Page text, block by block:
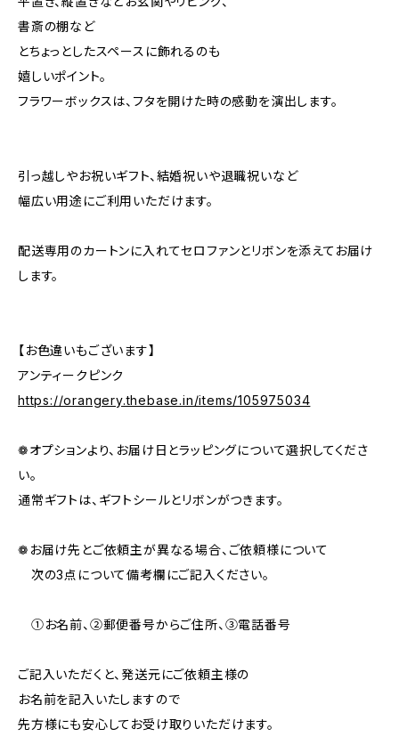
書斎の棚など
とちょっとしたスペースに飾れるのも
嬉しいポイント。
フラワーボックスは、フタを開けた時の感動を演出します。
引っ越しやお祝いギフト、結婚祝いや退職祝いなど
幅広い用途にご利用いただけます。
配送専用のカートンに入れてセロファンとリボンを添えてお届け
します。
【お色違いもございます】
アンティークピンク
https://orangery.thebase.in/items/105975034
❁オプションより、お届け日とラッピングについて選択してくださ
い。
通常ギフトは、ギフトシールとリボンがつきます。
❁お届け先とご依頼主が異なる場合、ご依頼様について
次の3点について備考欄にご記入ください。
①お名前、②郵便番号からご住所、③電話番号
ご記入いただくと、発送元にご依頼主様の
お名前を記入いたしますので
先方様にも安心してお受け取りいただけます。